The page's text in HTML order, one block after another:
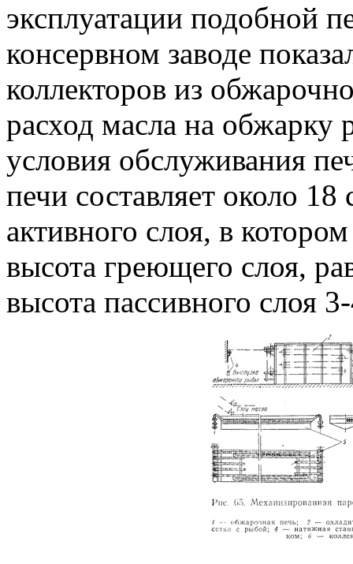
эксплуатации подобной
консервном заводе
коллекторов из
расход масла на
условия обслуживания
печи составляет около
активного слоя, в
высота греющего слоя,
высота пассивного слоя